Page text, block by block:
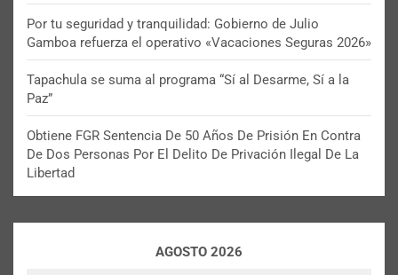
Por tu seguridad y tranquilidad: Gobierno de Julio
Gamboa refuerza el operativo «Vacaciones Seguras 2026»
Tapachula se suma al programa “Sí al Desarme, Sí a la
Paz”
Obtiene FGR Sentencia De 50 Años De Prisión En Contra
De Dos Personas Por El Delito De Privación Ilegal De La
Libertad
AGOSTO 2026